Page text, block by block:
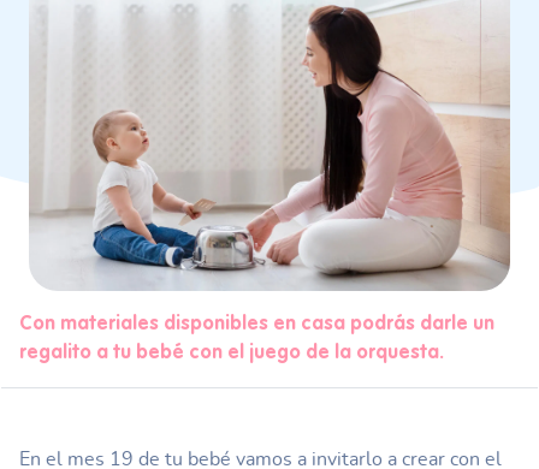
Con materiales disponibles en casa podrás darle un
regalito a tu bebé con el juego de la orquesta.
En el mes 19 de tu bebé vamos a invitarlo a crear con el